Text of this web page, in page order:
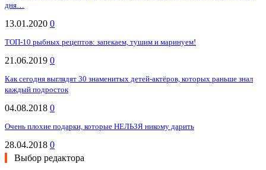
дня…
13.01.2020 0
ТОП-10 рыбных рецептов: запекаем, тушим и маринуем!
21.06.2019 0
Как сегодня выглядят 30 знаменитых детей-актёров, которых раньше знал
каждый подросток
04.08.2018 0
Очень плохие подарки, которые НЕЛЬЗЯ никому дарить
28.04.2018 0
Выбор редактора